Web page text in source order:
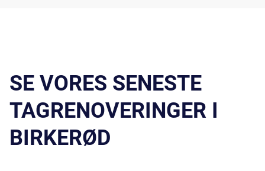
SE VORES SENESTE
TAGRENOVERINGER I
BIRKERØD